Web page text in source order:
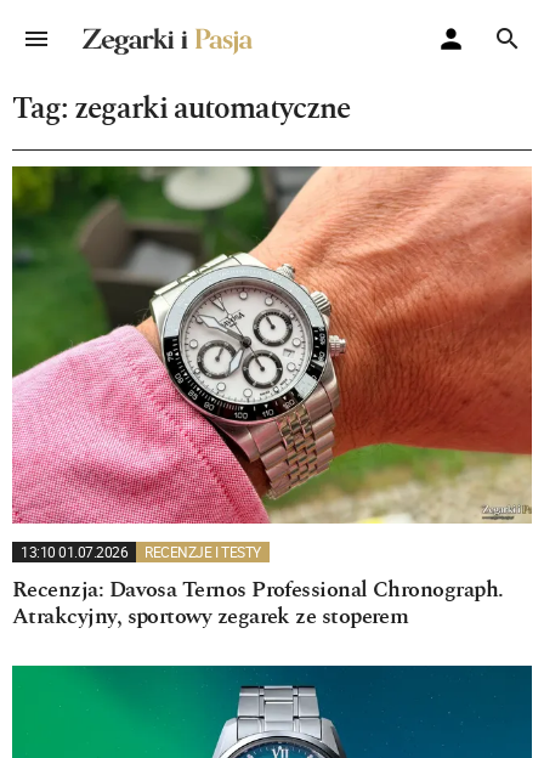
Tag: zegarki automatyczne
13:10 01.07.2026 RECENZJE I TESTY
Recenzja: Davosa Ternos Professional Chronograph.
Atrakcyjny, sportowy zegarek ze stoperem